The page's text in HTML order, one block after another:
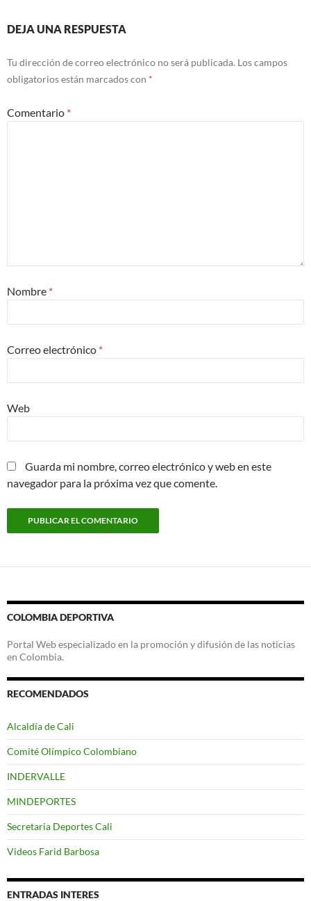
DEJA UNA RESPUESTA
Tu dirección de correo electrónico no será publicada. Los campos
obligatorios están marcados con *
Comentario *
Nombre *
Correo electrónico *
Web
Guarda mi nombre, correo electrónico y web en este
navegador para la próxima vez que comente.
COLOMBIA DEPORTIVA
Portal Web especializado en la promoción y difusión de las noticias
en Colombia.
RECOMENDADOS
Alcaldía de Cali
Comité Olímpico Colombiano
INDERVALLE
MINDEPORTES
Secretaria Deportes Cali
Videos Farid Barbosa
ENTRADAS INTERES